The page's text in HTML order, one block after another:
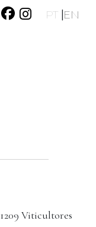
PT EN
1209 Viticultores